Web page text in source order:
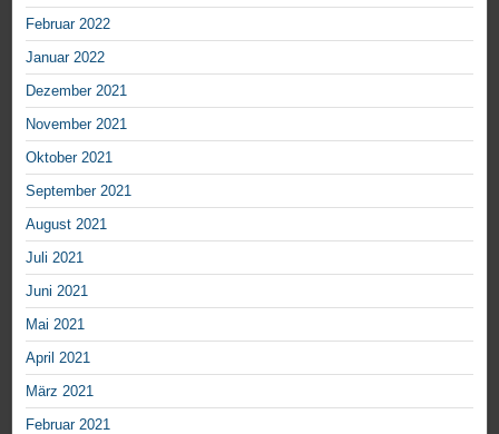
Februar 2022
Januar 2022
Dezember 2021
November 2021
Oktober 2021
September 2021
August 2021
Juli 2021
Juni 2021
Mai 2021
April 2021
März 2021
Februar 2021